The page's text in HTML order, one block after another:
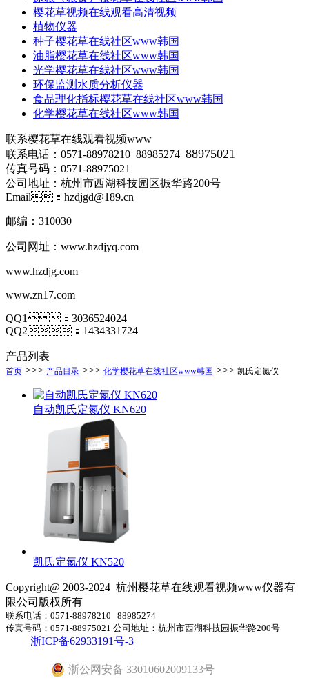
樱花草视频在线观看高清视频
植物仪器
种子樱花草在线社区www韩国
油脂樱花草在线社区www韩国
光学樱花草在线社区www韩国
环保监测水质分析仪器
食品理化指标樱花草在线社区www韩国
化学樱花草在线社区www韩国
联系樱花草在线观看视频www
联系电话：0571-88978210 88985274 88975021
传真号码：0571-88975021
公司地址：杭州市西湖科技园区振华路200号
Email：hzdjgd@189.cn
邮编：310030
公司网址： www.hzdjyq.com
www.hzdjg.com
www.zn17.com
QQ1：3036524024
QQ2：1434331724
产品列表
首页 >>> 产品目录 >>> 化学樱花草在线社区www韩国 >>> 凯氏定氮仪
自动凯氏定氮仪 KN620
凯氏定氮仪 KN520
Copyright@ 2003-2024 杭州樱花草在线观看视频www仪器有
限公司 版权所有
联系电话：0571-88978210 88985274
传真号码：0571-88975021 公司地址：杭州市西湖科技园振华路200号
浙ICP备62933191号-3
浙公网安备 33010602009133号